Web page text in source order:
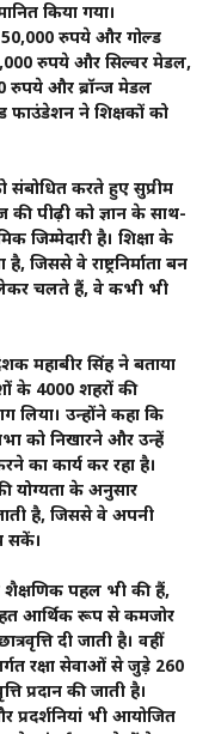
किया गया।
रुपये और गोल्ड
रुपये और सिल्वर मेडल,
रुपये और ब्रॉन्ज मेडल
फाउंडेशन ने शिक्षकों को
संबोधित करते हुए सुप्रीम
की पीढ़ी को ज्ञान के साथ-
जिम्मेदारी है। शिक्षा के
वे राष्ट्रनिर्माता बन
लेकर चलते हैं, वे कभी भी
महाबीर सिंह ने बताया
के 4000 शहरों की
लिया। उन्होंने कहा कि
को निखारने और उन्हें
का कार्य कर रहा है।
योग्यता के अनुसार
है, जिससे वे अपनी
सकें।
पहल भी की हैं,
आर्थिक रूप से कमजोर
दी जाती है। वहीं
रक्षा सेवाओं से जुड़े 260
प्रदान की जाती है।
प्रदर्शनियां भी आयोजित